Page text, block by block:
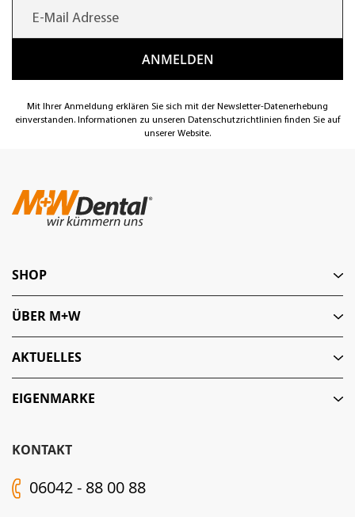
Mit Ihrer Anmeldung erklären Sie sich mit der Newsletter-Datenerhebung
einverstanden. Informationen zu unseren Datenschutzrichtlinien finden Sie auf
unserer Website.
KONTAKT
06042 - 88 00 88
SHOP
ÜBER M+W
AKTUELLES
EIGENMARKE